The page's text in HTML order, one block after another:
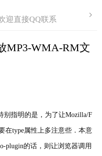
迎直接QQ联系
MP3-WMA-RM文
指明的是，为了让Mozilla/F
type属性上多注意些． 本意
plugin的话，则让浏览器调用